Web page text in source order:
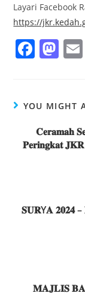
Layari Facebook
https://
F
e
b
o
M
o
d
o
YOU MIGHT
𝐂𝐞𝐫𝐚𝐦𝐚𝐡
𝐏𝐞𝐫𝐢𝐧𝐠𝐤𝐚𝐭
𝐒𝐔𝐑Y𝐀 𝟐𝟎𝟐𝟒
𝐌𝐀𝐉𝐋𝐈𝐒